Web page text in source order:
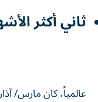
ثاني أكثر